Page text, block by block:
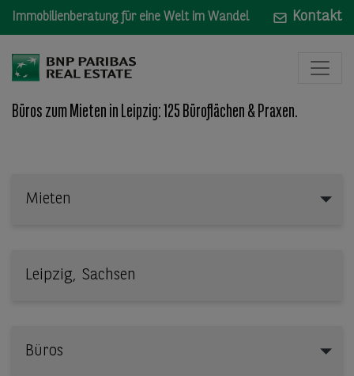
Immobilienberatung für eine Welt im Wandel Kontakt
Büros zum Mieten in Leipzig: 125 Büroflächen & Praxen.
Mieten
Büros